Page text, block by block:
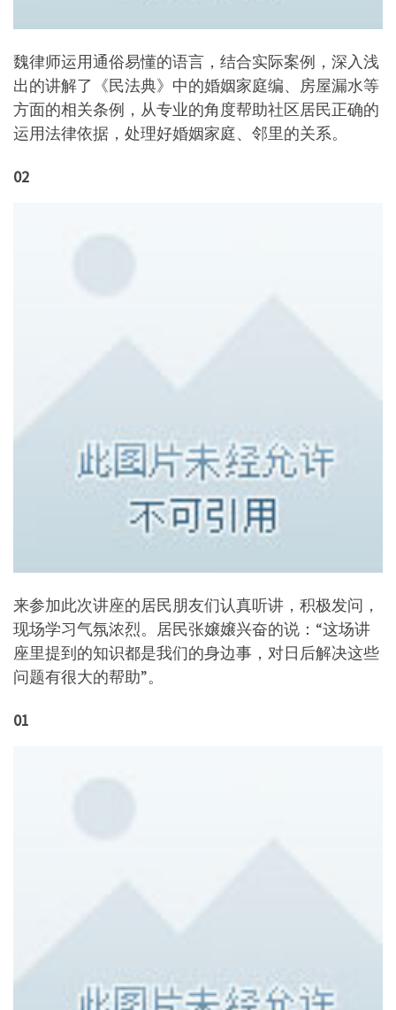
魏律师运用通俗易懂的语言，结合实际案例，深入浅
出的讲解了《民法典》中的婚姻家庭编、房屋漏水等
方面的相关条例，从专业的角度帮助社区居民正确的
运用法律依据，处理好婚姻家庭、邻里的关系。
02
来参加此次讲座的居民朋友们认真听讲，积极发问，
现场学习气氛浓烈。居民张嬢嬢兴奋的说：“这场讲
座里提到的知识都是我们的身边事，对日后解决这些
问题有很大的帮助”。
01